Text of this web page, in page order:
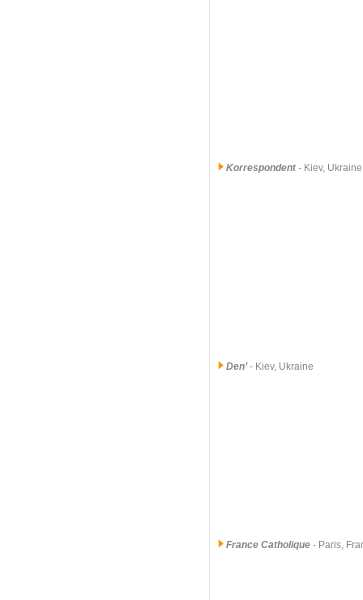
Korrespondent- Kiev, Ukraine
Den’- Kiev, Ukraine
France Catholique - Paris,